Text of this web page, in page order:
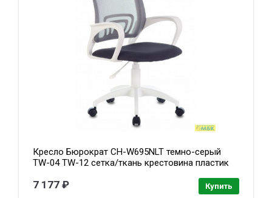
Кресло Бюрократ CH-W695NLT темно-серый
TW-04 TW-12 сетка/ткань крестовина пластик
7 177 ₽ Купить